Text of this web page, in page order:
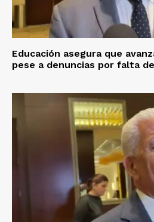
Educación asegura que
pese a denuncias por falta